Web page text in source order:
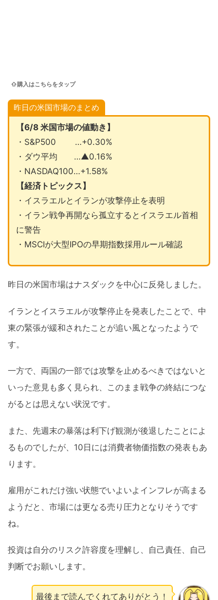
⇧購入はこちらをタップ
昨日の米国市場のまとめ
【6/8 米国市場の値動き】
・S&P500 …+0.30%
・ダウ平均 …▲0.16%
・NASDAQ100…+1.58%
【経済トピックス】
・イスラエルとイランが攻撃停止を表明
・イラン戦争再開なら孤立するとイスラエル首相
に警告
・MSCIが大型IPOの早期指数採用ルール確認
昨日の米国市場はナスダックを中心に反発しました。
イランとイスラエルが攻撃停止を発表したことで、中
東の緊張が緩和されたことが追い風となったようで
す。
一方で、両国の一部では攻撃を止めるべきではないと
いった意見も多く見られ、このまま戦争の終結につな
がるとは思えない状況です。
また、先週末の暴落は利下げ観測が後退したことによ
るものでしたが、10日には消費者物価指数の発表もあ
ります。
雇用がこれだけ強い状態でいよいよインフレが高まる
ようだと、市場には更なる売り圧力となりそうです
ね。
投資は自分のリスク許容度を理解し、自己責任、自己
判断でお願いします。
最後まで読んでくれてありがとう！